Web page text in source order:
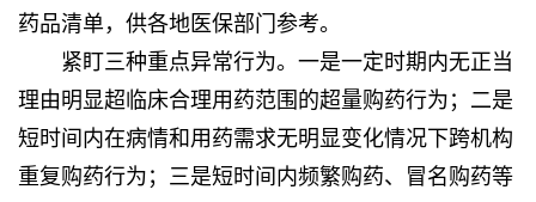
药品清单，供各地医保部门参考。
紧盯三种重点异常行为。一是一定时期内无正当
理由明显超临床合理用药范围的超量购药行为；二是
短时间内在病情和用药需求无明显变化情况下跨机构
重复购药行为；三是短时间内频繁购药、冒名购药等